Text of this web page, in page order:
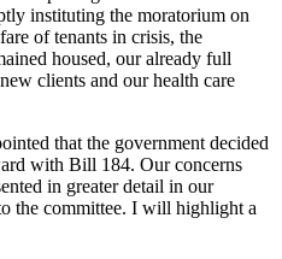
instituting the moratorium on
of tenants in crisis, the
housed, our already full
clients and our health care
that the government decided
with Bill 184. Our concerns
in greater detail in our
the committee. I will highlight a